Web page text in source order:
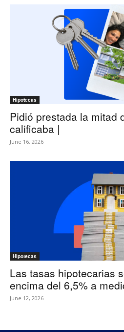
Hipotecas
Pidió prestada la mitad
calificaba |
June 16, 2026
Hipotecas
Las tasas hipotecarias
encima del 6,5% a
June 12, 2026